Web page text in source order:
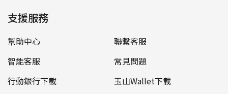
支援服務
幫助中心
聯繫客服
智能客服
常見問題
行動銀行下載
玉山Wallet下載